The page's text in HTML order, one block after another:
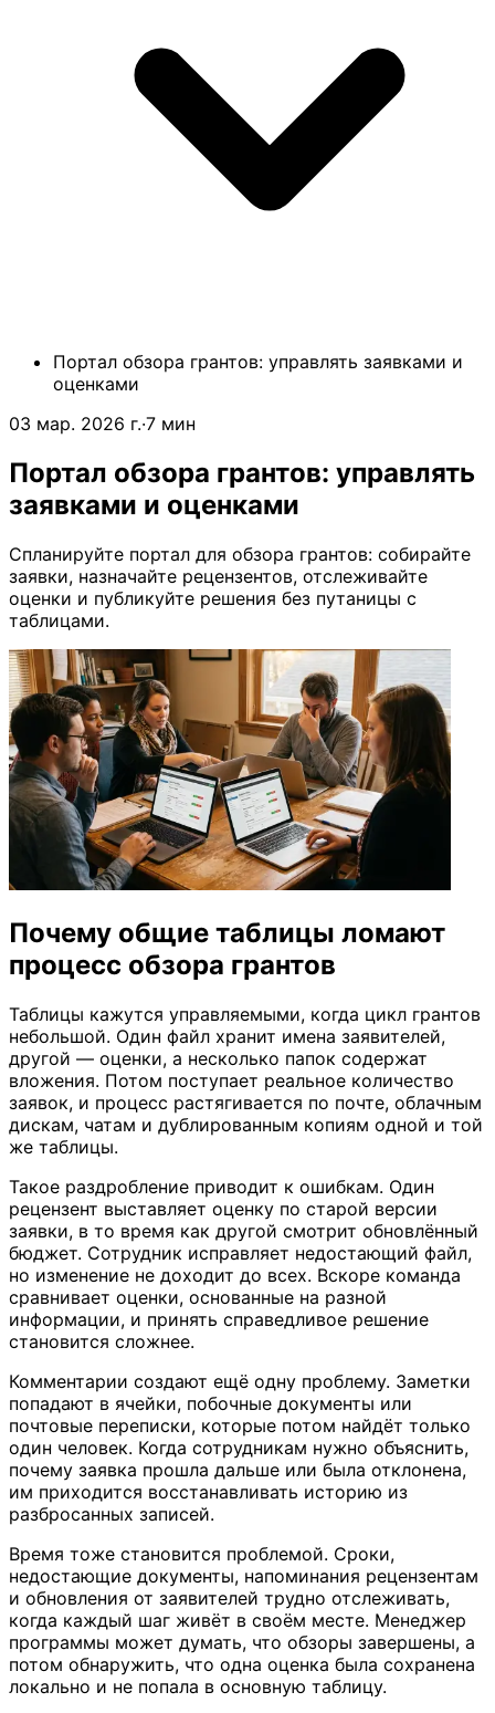
Портал обзора грантов: управлять заявками и
оценками
03 мар. 2026 г.·7 мин
Портал обзора грантов: управлять
заявками и оценками
Спланируйте портал для обзора грантов: собирайте
заявки, назначайте рецензентов, отслеживайте
оценки и публикуйте решения без путаницы с
таблицами.
Почему общие таблицы ломают
процесс обзора грантов
Таблицы кажутся управляемыми, когда цикл грантов
небольшой. Один файл хранит имена заявителей,
другой — оценки, а несколько папок содержат
вложения. Потом поступает реальное количество
заявок, и процесс растягивается по почте, облачным
дискам, чатам и дублированным копиям одной и той
же таблицы.
Такое раздробление приводит к ошибкам. Один
рецензент выставляет оценку по старой версии
заявки, в то время как другой смотрит обновлённый
бюджет. Сотрудник исправляет недостающий файл,
но изменение не доходит до всех. Вскоре команда
сравнивает оценки, основанные на разной
информации, и принять справедливое решение
становится сложнее.
Комментарии создают ещё одну проблему. Заметки
попадают в ячейки, побочные документы или
почтовые переписки, которые потом найдёт только
один человек. Когда сотрудникам нужно объяснить,
почему заявка прошла дальше или была отклонена,
им приходится восстанавливать историю из
разбросанных записей.
Время тоже становится проблемой. Сроки,
недостающие документы, напоминания рецензентам
и обновления от заявителей трудно отслеживать,
когда каждый шаг живёт в своём месте. Менеджер
программы может думать, что обзоры завершены, а
потом обнаружить, что одна оценка была сохранена
локально и не попала в основную таблицу.